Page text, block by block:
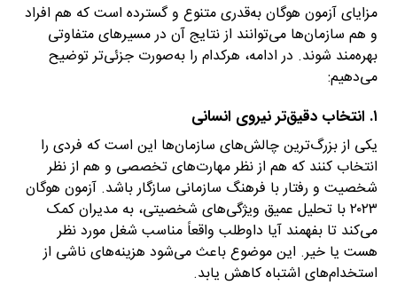
مزایای آزمون هوگان به‌قدری متنوع و گسترده است که هم افراد
و هم سازمان‌ها می‌توانند از نتایج آن در مسیرهای متفاوتی
بهره‌مند شوند. در ادامه، هرکدام را به‌صورت جزئی‌تر توضیح
می‌دهیم:
۱. انتخاب دقیق‌تر نیروی انسانی
یکی از بزرگ‌ترین چالش‌های سازمان‌ها این است که فردی را
انتخاب کنند که هم از نظر مهارت‌های تخصصی و هم از نظر
شخصیت و رفتار با فرهنگ سازمانی سازگار باشد. آزمون هوگان
۲۰۲۳ با تحلیل عمیق ویژگی‌های شخصیتی، به مدیران کمک
می‌کند تا بفهمند آیا داوطلب واقعاً مناسب شغل مورد نظر
هست یا خیر. این موضوع باعث می‌شود هزینه‌های ناشی از
استخدام‌های اشتباه کاهش یابد.